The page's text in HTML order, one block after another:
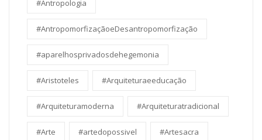
#Antropologia
#AntropomorfizaçãoeDesantropomorfização
#aparelhosprivadosdehegemonia
#Aristoteles #Arquiteturaeeducação
#Arquiteturamoderna #Arquiteturatradicional
#Arte #artedopossivel #Artesacra